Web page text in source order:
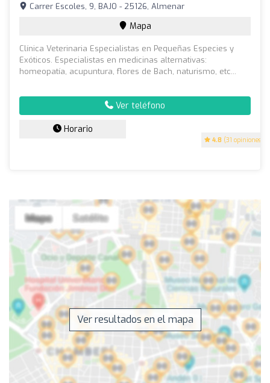
4.8 (31 opiniones)
Carrer Escoles, 9, BAJO - 25126, Almenar
Mapa
Clínica Veterinaria Especialistas en Pequeñas Especies y
Exóticos. Especialistas en medicinas alternativas:
homeopatía, acupuntura, flores de Bach, naturismo, etc...
Ver teléfono
Horario
Ver resultados en el mapa